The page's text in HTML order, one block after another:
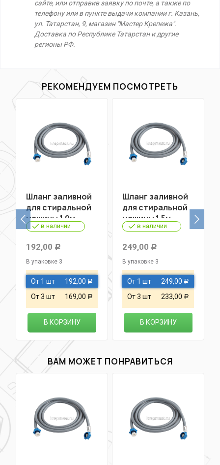
сайте, или отправив заявку по почте, а также по
телефону или в пункте выдачи компании г. Казань,
ул. Татарстан, 9, магазин "Мастер Крепежа".
Доставка по Республике Татарстан и другие
регионы РФ.
РЕКОМЕНДУЕМ ПОСМОТРЕТЬ
Шланг заливной
для стиральной
машины 1,0м
в наличии
192,00 Р
В упаковке 3
От 1 шт 192,00 Р
От 3 шт 169,00 Р
В КОРЗИНУ
Шланг заливной
для стиральной
машины 1,5м
в наличии
249,00 Р
В упаковке 3
От 1 шт 249,00 Р
От 3 шт 233,00 Р
В КОРЗИНУ
ВАМ МОЖЕТ ПОНРАВИТЬСЯ